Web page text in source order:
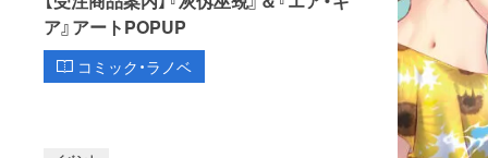
ア』アートPOPUP
コミック・ラノベ